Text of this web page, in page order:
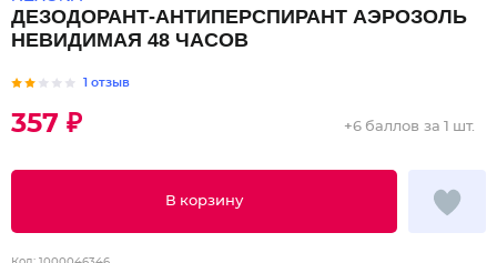
ДЕЗОДОРАНТ-АНТИПЕРСПИРАНТ АЭРОЗОЛЬ
НЕВИДИМАЯ 48 ЧАСОВ
1 отзыв
357 ₽
В корзину
+6 баллов за 1 шт.